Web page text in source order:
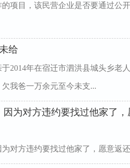
项目，该民营企业是否要通过公
给
2014年在宿迁市泗洪县城头乡老
我爸一万余元至今未支...
为对方违约要找过他家了
对方违约要找过他家了，愿意返